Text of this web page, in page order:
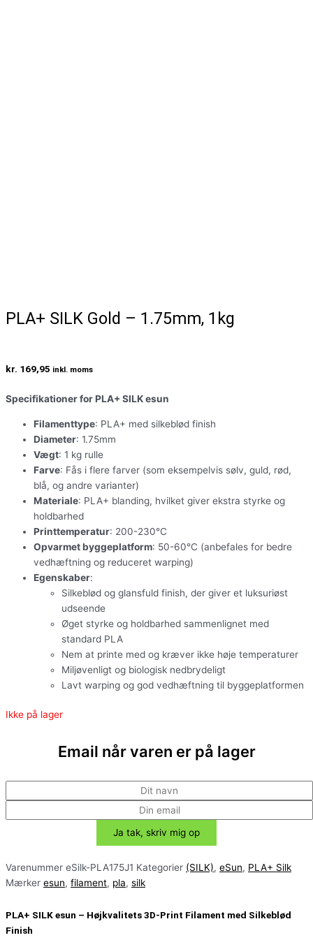
PLA+ SILK Gold – 1.75mm, 1kg
kr. 169,95 inkl. moms
Specifikationer for PLA+ SILK esun
Filamenttype: PLA+ med silkeblød finish
Diameter: 1.75mm
Vægt: 1 kg rulle
Farve: Fås i flere farver (som eksempelvis sølv, guld, rød,
blå, og andre varianter)
Materiale: PLA+ blanding, hvilket giver ekstra styrke og
holdbarhed
Printtemperatur: 200-230°C
Opvarmet byggeplatform: 50-60°C (anbefales for bedre
vedhæftning og reduceret warping)
Egenskaber:
Silkeblød og glansfuld finish, der giver et luksuriøst
udseende
Øget styrke og holdbarhed sammenlignet med
standard PLA
Nem at printe med og kræver ikke høje temperaturer
Miljøvenligt og biologisk nedbrydeligt
Lavt warping og god vedhæftning til byggeplatformen
Ikke på lager
Email når varen er på lager
Varenummer eSilk-PLA175J1 Kategorier (SILK), eSun, PLA+ Silk
Mærker esun, filament, pla, silk
PLA+ SILK esun – Højkvalitets 3D-Print Filament med Silkeblød
Finish